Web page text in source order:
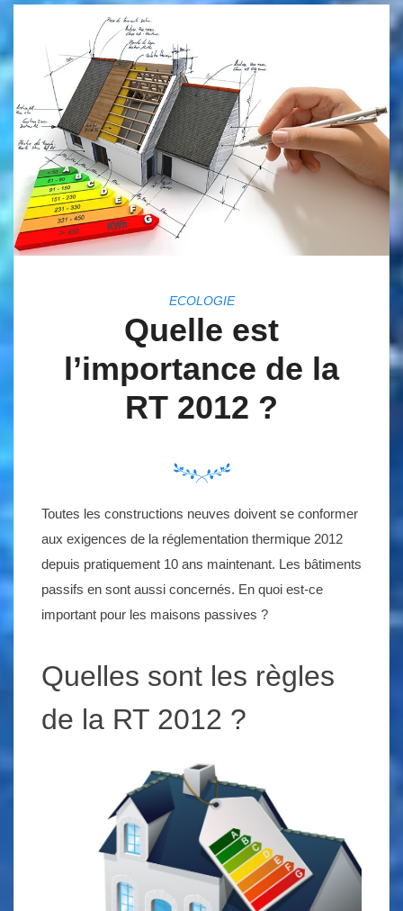
ECOLOGIE
Quelle est
l’importance de la
RT 2012 ?
Toutes les constructions neuves doivent se conformer
aux exigences de la réglementation thermique 2012
depuis pratiquement 10 ans maintenant. Les bâtiments
passifs en sont aussi concernés. En quoi est-ce
important pour les maisons passives ?
Quelles sont les règles
de la RT 2012 ?